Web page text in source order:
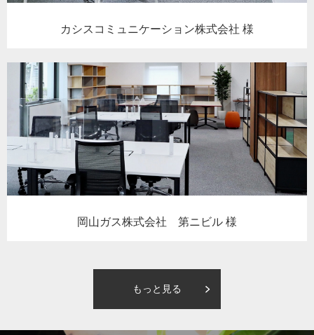
カシスコミュニケーション株式会社 様
岡山ガス株式会社 第ニビル 様
もっと見る